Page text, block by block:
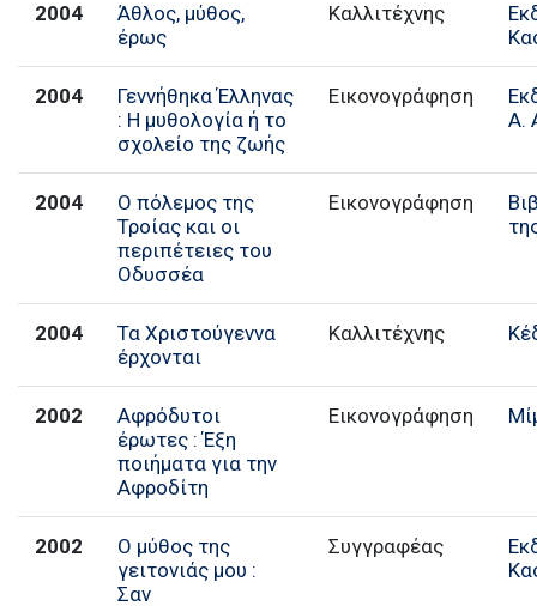
2004
Άθλος, μύθος,
έρως
Καλλιτέχνης
2004
Γεννήθηκα Έλληνας
: Η μυθολογία ή το
σχολείο της ζωής
Εικονογράφηση
Α.
2004
Ο πόλεμος της
Τροίας και οι
περιπέτειες του
Οδυσσέα
Εικονογράφηση
2004
Τα Χριστούγεννα
έρχονται
Καλλιτέχνης
2002
Αφρόδυτοι
έρωτες : Έξη
ποιήματα για την
Αφροδίτη
Εικονογράφηση
2002
Ο μύθος της
γειτονιάς μου :
Σαν
Συγγραφέας